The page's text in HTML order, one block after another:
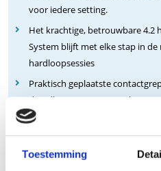
Toestemming
voor iedere setting.
Het krachtige, betrouwbare 4.2
System blijft met elke stap in
hardloopsessies
Praktisch geplaatste
draadloze ontvanger maken
mogelijk (borstband niet
Een groter loopvlak van 152 x
mogelijke trainingsliefhebbers